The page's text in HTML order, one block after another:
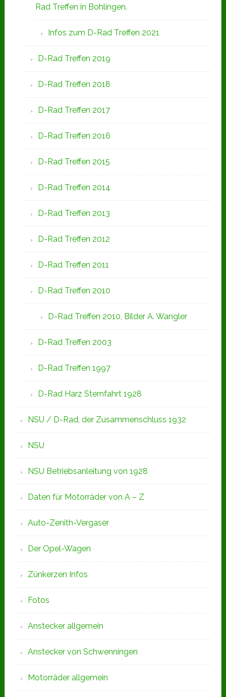
Rad Treffen in Bohlingen.
Infos zum D-Rad Treffen 2021
D-Rad Treffen 2019
D-Rad Treffen 2018
D-Rad Treffen 2017
D-Rad Treffen 2016
D-Rad Treffen 2015
D-Rad Treffen 2014
D-Rad Treffen 2013
D-Rad Treffen 2012
D-Rad Treffen 2011
D-Rad Treffen 2010
D-Rad Treffen 2010, Bilder A. Wangler
D-Rad Treffen 2003
D-Rad Treffen 1997
D-Rad Harz Sternfahrt 1928
NSU / D-Rad, der Zusammenschluss 1932
NSU
NSU Betriebsanleitung von 1928
Daten für Motorräder von A – Z
Auto-Zenith-Vergaser
Der Opel-Wagen
Zünkerzen Infos
Fotos
Anstecker allgemein
Anstecker von Schwenningen
Motorräder allgemein